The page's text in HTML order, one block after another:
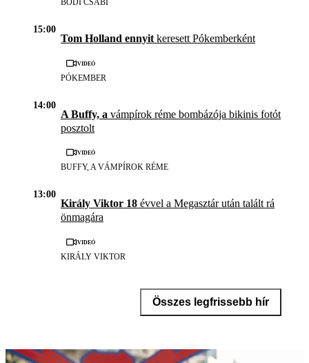
BÓDI CSABI
15:00
Tom Holland ennyitkeresett Pókemberként
Videó
PÓKEMBER
14:00
A Buffy, a vámpírok réme bombázója bikinis fotót
posztolt
Videó
BUFFY, A VÁMPÍROK RÉME
13:00
Király Viktor 18 évvel a Megasztár után talált rá
önmagára
Videó
KIRÁLY VIKTOR
Összes legfrissebb hír